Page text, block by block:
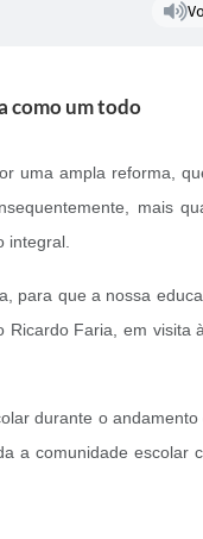
como um todo
uma ampla reforma,
mais
integral.
para que a nossa
Faria, em visita
durante o
a comunidade escolar